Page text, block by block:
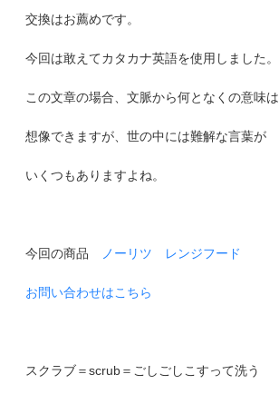
交換はお薦めです。
今回は敢えてカタカナ英語を使用しました。
この文章の場合、文脈から何となくの意味は
想像できますが、世の中には難解な言葉が
いくつもありますよね。
今回の商品 ノーリツ レンジフード
お問い合わせはこちら
スクラブ＝scrub＝ごしごしこすって洗う